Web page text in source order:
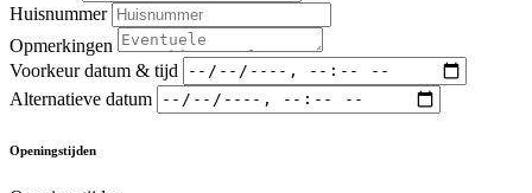
Huisnummer
Opmerkingen
Voorkeur datum & tijd
Alternatieve datum
Openingstijden